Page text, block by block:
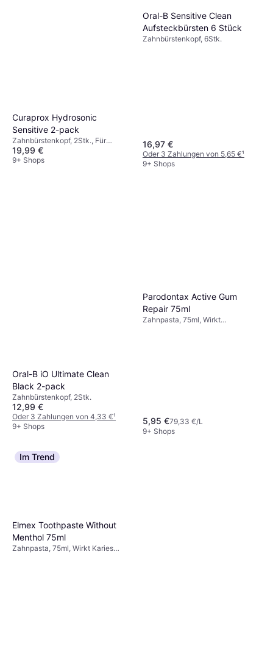
Curaprox Hydrosonic
Sensitive 2-pack
Zahnbürstenkopf, 2Stk., Für
schmerzempfindliche/sensible
Zähne
19,99 €
9+ Shops
Oral-B Sensitive Clean
Aufsteckbürsten 6 Stück
Zahnbürstenkopf, 6Stk.
16,97 €
Oder 3 Zahlungen von 5,65 €¹
9+ Shops
Oral-B iO Ultimate Clean
Black 2-pack
Zahnbürstenkopf, 2Stk.
12,99 €
Oder 3 Zahlungen von 4,33 €¹
9+ Shops
Parodontax Active Gum
Repair 75ml
Zahnpasta, 75ml, Wirkt
5,95 €79,33 €/L
9+ Shops
Im Trend
Elmex Toothpaste Without
Menthol 75ml
Zahnpasta, 75ml, Wirkt Karies